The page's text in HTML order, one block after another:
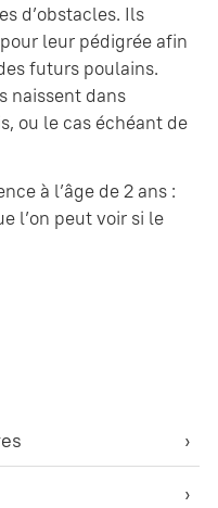
d’obstacles. Ils
leur pédigrée afin
futurs poulains.
naissent dans
ou le cas échéant de
à l’âge de 2 ans :
l’on peut voir si le